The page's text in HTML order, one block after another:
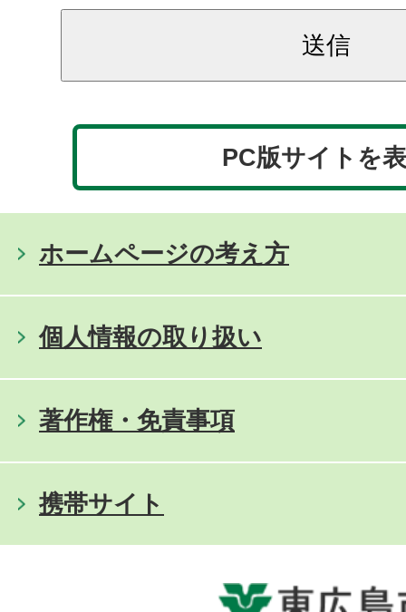
PC版サイトを
ホームページの考え方
個人情報の取り扱い
著作権・免責事項
携帯サイト